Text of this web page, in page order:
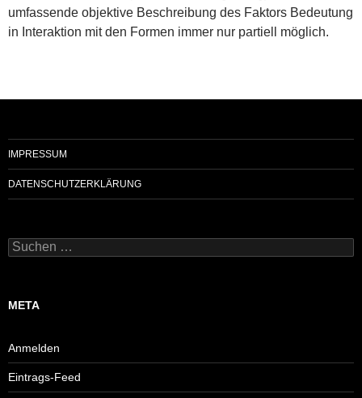
umfassende objektive Beschreibung des Faktors Bedeutung
in Interaktion mit den Formen immer nur partiell möglich.
IMPRESSUM
DATENSCHUTZERKLÄRUNG
Suchen
nach:
META
Anmelden
Eintrags-Feed